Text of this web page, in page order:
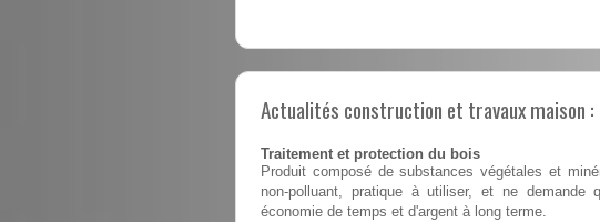
Actualités construction et travaux maison :
Traitement et protection du bois
Produit composé de substances végétales et
non-polluant, pratique à utiliser, et ne demande
économie de temps et d'argent à long terme.